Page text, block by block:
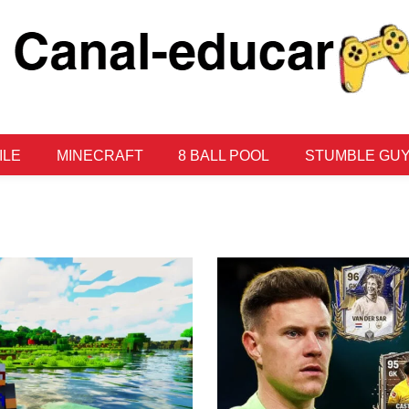
CANAL-
EDUCAR
MINECRAFT 8 BALL POOL STUMBLE